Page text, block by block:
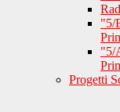
"5/
"5/
Progetti